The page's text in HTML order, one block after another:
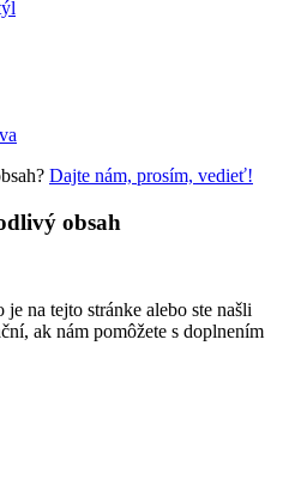
Dajte nám, prosím, vedieť!
obsah
na tejto stránke alebo ste našli
ak nám pomôžete s doplnením